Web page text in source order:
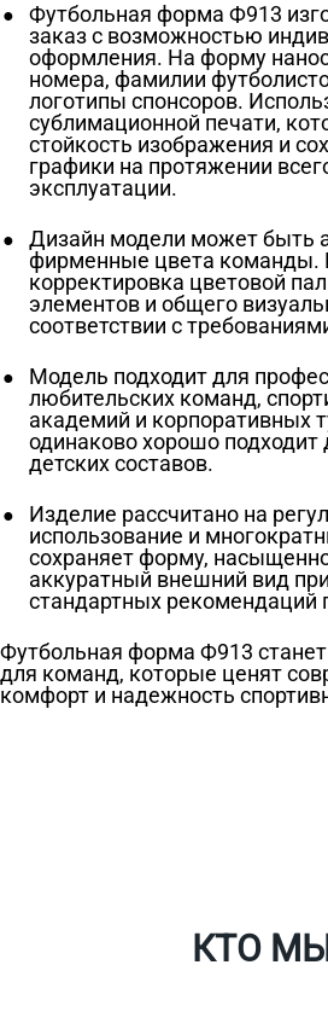
Футбольная форма Ф913
заказ с возможностью
оформления. На форму
номера, фамилии
логотипы спонсоров.
сублимационной печати,
стойкость изображения и
графики на протяжении
эксплуатации.
Дизайн модели может быть
фирменные цвета команды.
корректировка цветовой
элементов и общего
соответствии с
Модель подходит для
любительских команд,
академий и корпоративных
одинаково хорошо подходит
детских составов.
Изделие рассчитано на
использование и
сохраняет форму,
аккуратный внешний вид
стандартных рекомендаций
Футбольная форма Ф913
для команд, которые ценят
комфорт и надежность
КТО